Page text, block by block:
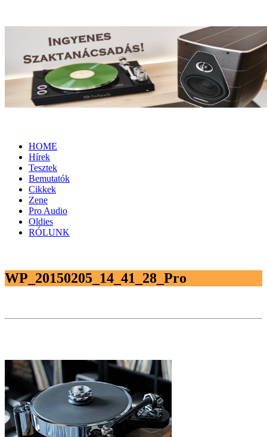
HOME
Hírek
Tesztek
Bemutatók
Cikkek
Zene
Pro Audio
Oldies
RÓLUNK
WP_20150205_14_41_28_Pro